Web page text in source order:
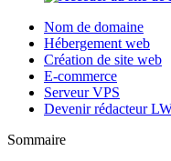
Nom de domaine
Hébergement web
Création de site web
E-commerce
Serveur VPS
Devenir rédacteur
Sommaire